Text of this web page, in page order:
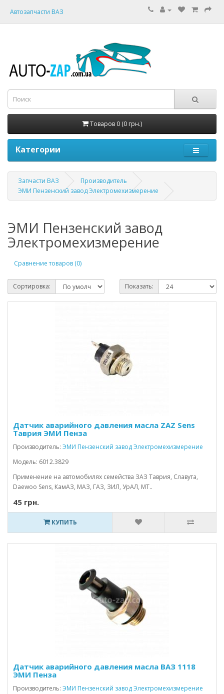
Автозапчасти ВАЗ
Товаров 0 (0 грн.)
Категории
Запчасти ВАЗ
Производитель
ЭМИ Пензенский завод Электромехизмерение
ЭМИ Пензенский завод
Электромехизмерение
Сравнение товаров (0)
Сортировка: Показать:
Датчик аварийного давления масла ZAZ Sens
Таврия ЭМИ Пенза
Производитель: ЭМИ Пензенский завод Электромехизмерение
Модель: 6012.3829
Применение на автомобилях семейства ЗАЗ Таврия, Славута,
Daewoo Sens, КамАЗ, МАЗ, ГАЗ, ЗИЛ, УрАЛ, МТ..
45 грн.
КУПИТЬ
Датчик аварийного давления масла ВАЗ 1118
ЭМИ Пенза
Производитель: ЭМИ Пензенский завод Электромехизмерение